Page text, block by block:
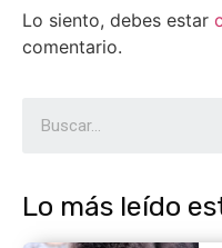
Lo siento, debes estar
comentario.
Lo más leído